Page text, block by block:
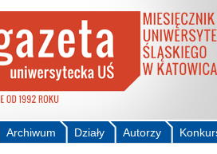
Autorzy
Działy
Archiwum